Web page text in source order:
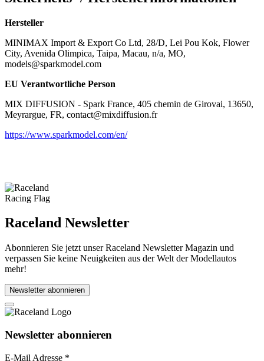
Hersteller
MINIMAX Import & Export Co Ltd, 28/D, Lei Pou Kok, Flower
City, Avenida Olimpica, Taipa, Macau, n/a, MO,
models@sparkmodel.com
EU Verantwortliche Person
MIX DIFFUSION - Spark France, 405 chemin de Girovai, 13650,
Meyrargue, FR, contact@mixdiffusion.fr
https://www.sparkmodel.com/en/
Raceland Newsletter
Abonnieren Sie jetzt unser Raceland Newsletter Magazin und
verpassen Sie keine Neuigkeiten aus der Welt der Modellautos
mehr!
Newsletter abonnieren
Newsletter abonnieren
E-Mail Adresse *